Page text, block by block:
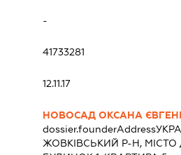
-
41733281
12.11.17
НОВОСАД ОКСАНА
dossier.founderAddress
ЖОВКІВСЬКИЙ Р-Н,